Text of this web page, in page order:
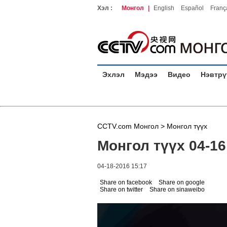
Хэл : Монгол English Español
Эхлэл Мэдээ Видео
CCTV.com Монгол > Монгол түүх
Монгол түүх 04-16
04-18-2016 15:17
Share on facebook
Share on google
Share on twitter
Share on sinaweibo